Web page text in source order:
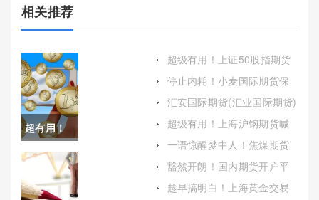
相关推荐
超有用！
国内期货
平台手续
超级有用！上证50股指期货
停止内耗！小麦国际期货保
汇安国际期货(汇业国际期货)
超级有用！上海沪钢期货喊
铜价格)
一语惊醒梦中人！焦煤期货
豁然开朗！国内期货开户平
趁早搞明白！上海黄金交易